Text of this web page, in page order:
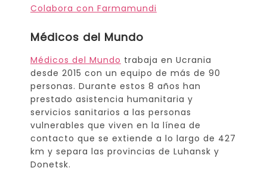
Colabora con Farmamundi
Médicos del Mundo
Médicos del Mundo trabaja en Ucrania
desde 2015 con un equipo de más de 90
personas. Durante estos 8 años han
prestado asistencia humanitaria y
servicios sanitarios a las personas
vulnerables que viven en la línea de
contacto que se extiende a lo largo de 427
km y separa las provincias de Luhansk y
Donetsk.